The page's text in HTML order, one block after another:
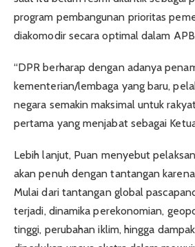
program pembangunan prioritas
diakomodir secara optimal dalam
“DPR berharap dengan adanya
kementerian/lembaga yang baru,
negara semakin maksimal untuk
pertama yang menjabat sebagai
Lebih lanjut, Puan menyebut
akan penuh dengan tantangan
Mulai dari tantangan global
terjadi, dinamika perekonomian,
tinggi, perubahan iklim, hingga